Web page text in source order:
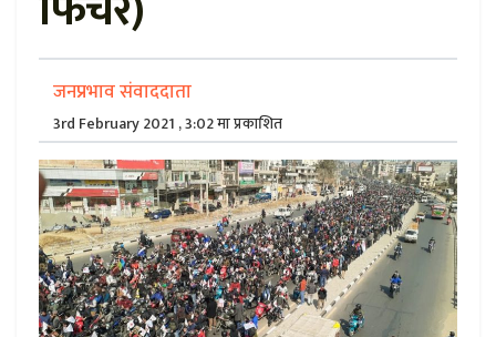
जनप्रभाव संवाददाता
3rd February 2021 , 3:02 मा प्रकाशित